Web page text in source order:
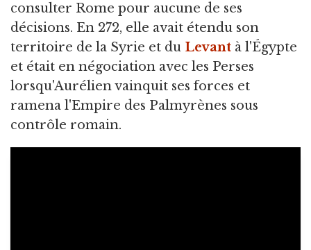
consulter Rome pour aucune de ses
décisions. En 272, elle avait étendu son
territoire de la Syrie et du Levant à l'Égypte
et était en négociation avec les Perses
lorsqu'Aurélien vainquit ses forces et
ramena l'Empire des Palmyrènes sous
contrôle romain.